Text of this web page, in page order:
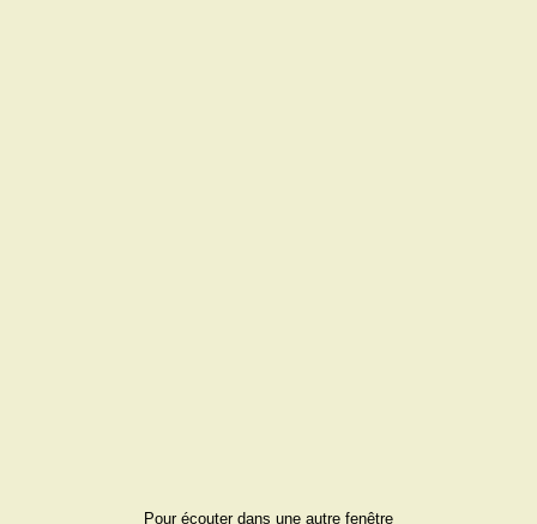
Pour écouter dans une autre fenêtre